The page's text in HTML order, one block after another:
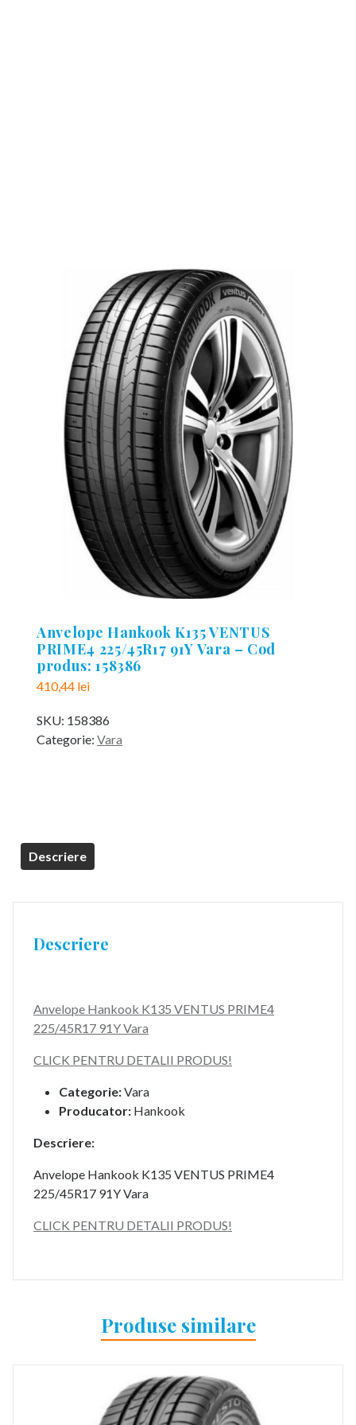
Anvelope Hankook K135 VENTUS
PRIME4 225/45R17 91Y Vara – Cod
produs: 158386
410,44 lei
SKU: 158386
Categorie: Vara
Descriere
Descriere
Anvelope Hankook K135 VENTUS PRIME4
225/45R17 91Y Vara
CLICK PENTRU DETALII PRODUS!
Categorie:Vara
Producator: Hankook
Descriere:
Anvelope Hankook K135 VENTUS PRIME4
225/45R17 91Y Vara
CLICK PENTRU DETALII PRODUS!
Produse similare